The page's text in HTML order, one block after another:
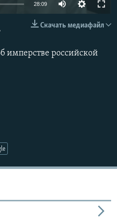
360p
28:09
480p
Скачать медиафайл
имперстве российской